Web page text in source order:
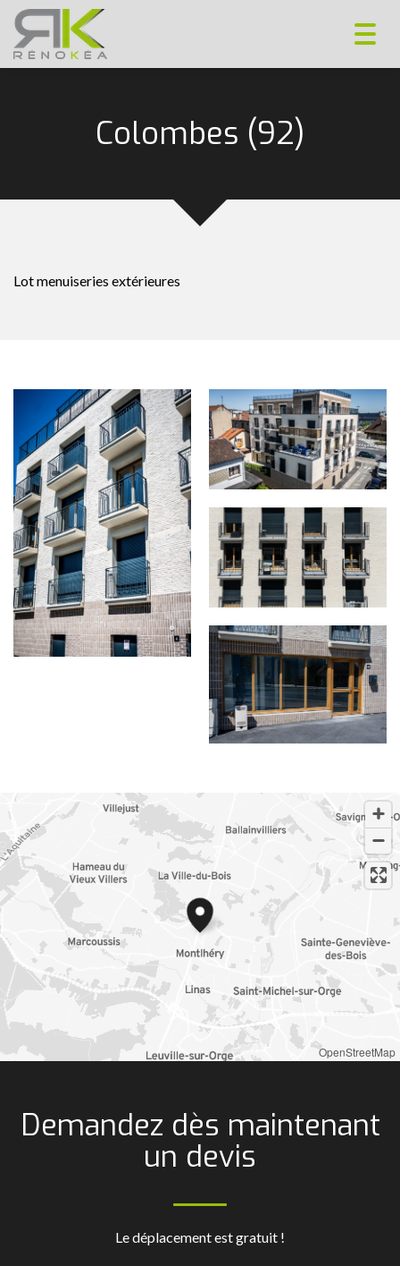
Colombes (92)
Lot menuiseries extérieures
OpenStreetMap
Demandez dès maintenant
un devis
Le déplacement est gratuit !